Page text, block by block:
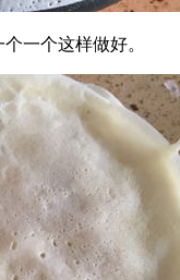
一个这样做好。